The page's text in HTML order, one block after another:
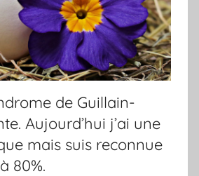
de Guillain-
Aujourd’hui j’ai une
mais suis reconnue
80%.